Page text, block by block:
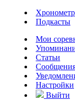
Подкасты
Мои
Статьи
Настройки
Выйти